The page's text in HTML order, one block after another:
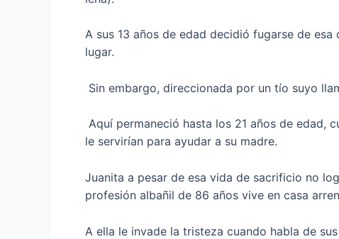
A sus 13 años de edad decidió fugarse de
lugar.
Sin embargo, direccionada por un tío suyo
Aquí permaneció hasta los 21 años de edad,
le servirían para ayudar a su madre.
Juanita a pesar de esa vida de sacrificio no
profesión albañil de 86 años vive en casa
A ella le invade la tristeza cuando habla de